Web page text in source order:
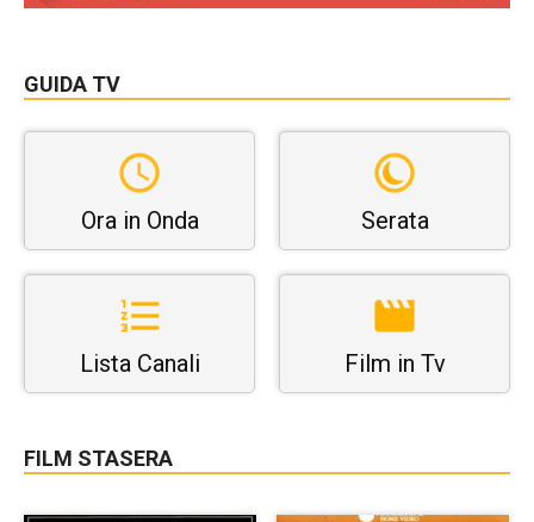
GUIDA TV
Ora in Onda Serata
Lista Canali Film in Tv
FILM STASERA